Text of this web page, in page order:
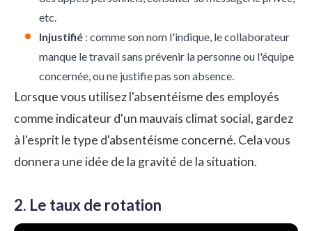
etc.
Injustifié : comme son nom l'indique, le collaborateur
manque le travail sans prévenir la personne ou l'équipe
concernée, ou ne justifie pas son absence.
Lorsque vous utilisezl'absentéisme des employés
comme indicateur d'un mauvais climat social, gardez
à l'esprit le type d'absentéisme concerné. Cela vous
donnera une idée de la gravité de la situation.
2. Le taux de rotation